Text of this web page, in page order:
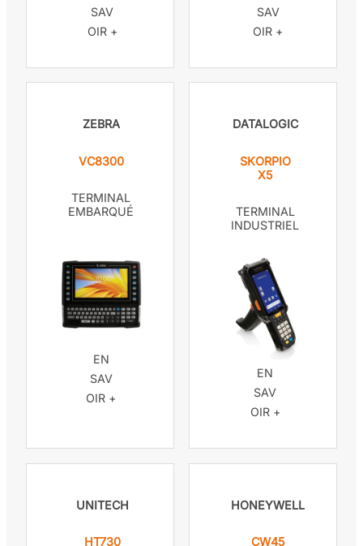
SAV
OIR +
SAV
OIR +
ZEBRA
VC8300
TERMINAL
EMBARQUÉ
EN
SAV
OIR +
DATALOGIC
SKORPIO
X5
TERMINAL
INDUSTRIEL
EN
SAV
OIR +
UNITECH
HT730
HONEYWELL
CW45